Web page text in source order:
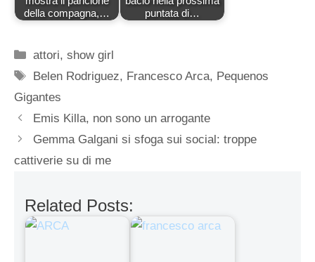
della compagna,…
puntata di…
Categorie
attori,show girl
Tag
Belen Rodriguez, Francesco Arca, Pequenos
Gigantes
Emis Killa, non sono un arrogante
Gemma Galgani si sfoga sui social: troppe
cattiverie su di me
Related Posts: